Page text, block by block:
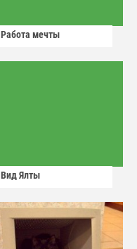
Работа мечты
Вид Ялты